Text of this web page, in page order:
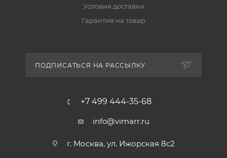
Условия доставки
Гарантия на товар
ПОДПИСАТЬСЯ НА РАССЫЛКУ
+7 499 444-35-68
info@vimarr.ru
г. Москва, ул. Ижорская 8с2